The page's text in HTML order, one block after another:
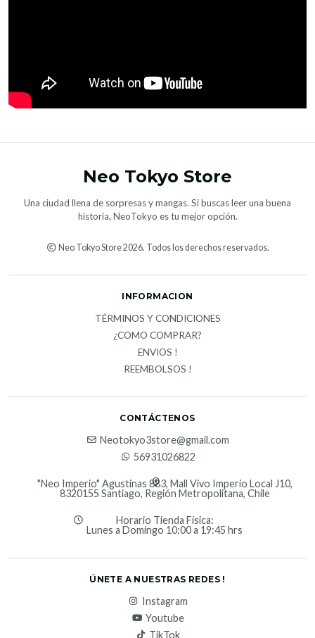
Neo Tokyo Store
Una ciudad llena de sorpresas y mangas. Si buscas leer una buena
historia, NeoTokyo es tu mejor opción.
Neo Tokyo Store 2026. Todos los derechos reservados.
INFORMACION
TÉRMINOS Y CONDICIONES
¿COMO COMPRAR?
ENVIOS !
REEMBOLSOS !
CONTÁCTENOS
Neotokyo3store@gmail.com
56931026822
"Neo Imperio" Agustinas 883, Mall Vivo Imperio Local J10,
8320155 Santiago, Región Metropolitana, Chile
Horario Tienda Física:
Lunes a Domingo 10:00 a 19:45 hrs
ÚNETE A NUESTRAS REDES !
Instagram
Youtube
TikTok